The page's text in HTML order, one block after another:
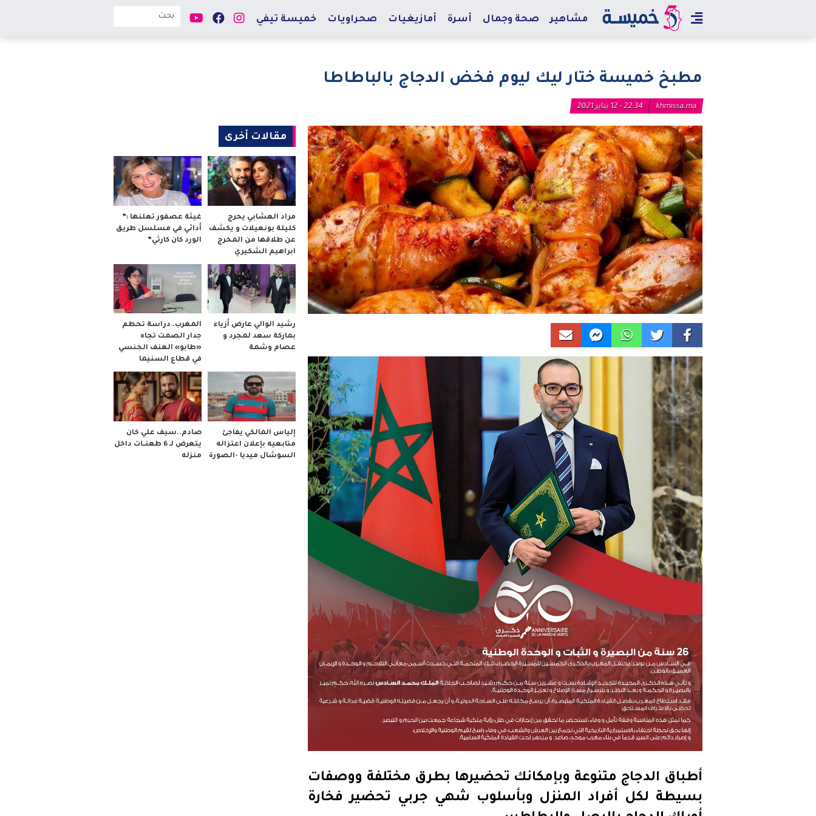
مشاهير صحة وجمال أسرة أمازيغيات صحراويات خميسة تيفي
مطبخ خميسة ختار ليك ليوم فخض الدجاج بالباطاطا
khmissa.ma 22:34 - 12 يناير 2021
أطباق الدجاج متنوعة وبإمكانك تحضيرها بطرق مختلفة ووصفات
بسيطة لكل أفراد المنزل وبأسلوب شهي جربي تحضير فخارة
مقالات أخرى
مراد العشابي يحرج
كليلة بونعيلات و يكشف
عن طلاقها من المخرج
ابراهيم الشكيري
غيثة عصفور تعلنها :”
أدائي في مسلسل طريق
الورد كان كارثي”
رشيد الوالي عارض أزياء
بماركة سعد لمجرد و
عصام وشمة
المغرب. دراسة تحطم
جدار الصمت تجاه
«طابو» العنف الجنسي
في قطاع السنيما
إلياس المالكي يفاجئ
متابعيه بإعلان اعتزاله
السوشال ميديا -الصورة
صادم..سيف علي خان
يتعرض لـ 6 طعنــات داخل
منزله